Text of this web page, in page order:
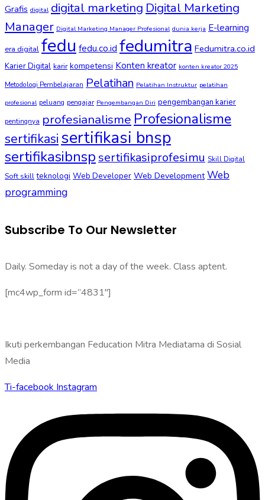
Grafis digital digital marketing Digital Marketing
Manager Digital Marketing Manager Profesional dunia kerja E-learning
era digital fedu fedu.co.id fedumitra Fedumitra.co.id
Karier Digital karir kompetensi Konten kreator konten kreator 2025
Metodologi Pembelajaran Pelatihan Pelatihan Instruktur pelatihan
profesional peluang pengajar Pengembangan Diri pengembangan karier
pentingnya profesianalisme Profesionalisme
sertifikasi sertifikasi bnsp
sertifikasibnsp sertifikasiprofesimu Skill Digital
Soft skill teknologi Web Developer Web Development Web
programming
Subscribe To Our Newsletter
Daily. Someday is not a day of the week. Class aptent.
[mc4wp_form id=”4831″]
Ikuti perkembangan Feducation Mitra Mediatama di Sosial
Media
Ti-facebook Instagram